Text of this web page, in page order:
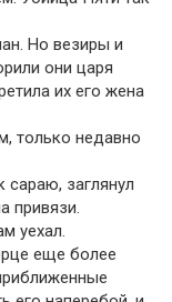
Но везиры и
они царя
их его жена
только недавно
заглянул
привязи.
уехал.
еще более